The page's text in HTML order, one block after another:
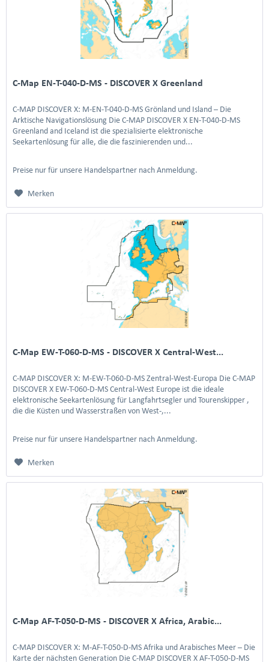
C-Map EN-T-040-D-MS - DISCOVER X Greenland
C-MAP DISCOVER X: M-EN-T-040-D-MS Grönland und Island – Die
Arktische Navigationslösung Die C-MAP DISCOVER X EN-T-040-D-MS
Greenland and Iceland ist die spezialisierte elektronische
Seekartenlösung für alle, die die faszinierenden und...
Preise nur für unsere Handelspartner nach Anmeldung.
Merken
C-Map EW-T-060-D-MS - DISCOVER X Central-West...
C-MAP DISCOVER X: M-EW-T-060-D-MS Zentral-West-Europa Die C-MAP
DISCOVER X EW-T-060-D-MS Central-West Europe ist die ideale
elektronische Seekartenlösung für Langfahrtsegler und Tourenskipper ,
die die Küsten und Wasserstraßen von West-,...
Preise nur für unsere Handelspartner nach Anmeldung.
Merken
C-Map AF-T-050-D-MS - DISCOVER X Africa, Arabic...
C-MAP DISCOVER X: M-AF-T-050-D-MS Afrika und Arabisches Meer – Die
Karte der nächsten Generation Die C-MAP DISCOVER X AF-T-050-D-MS